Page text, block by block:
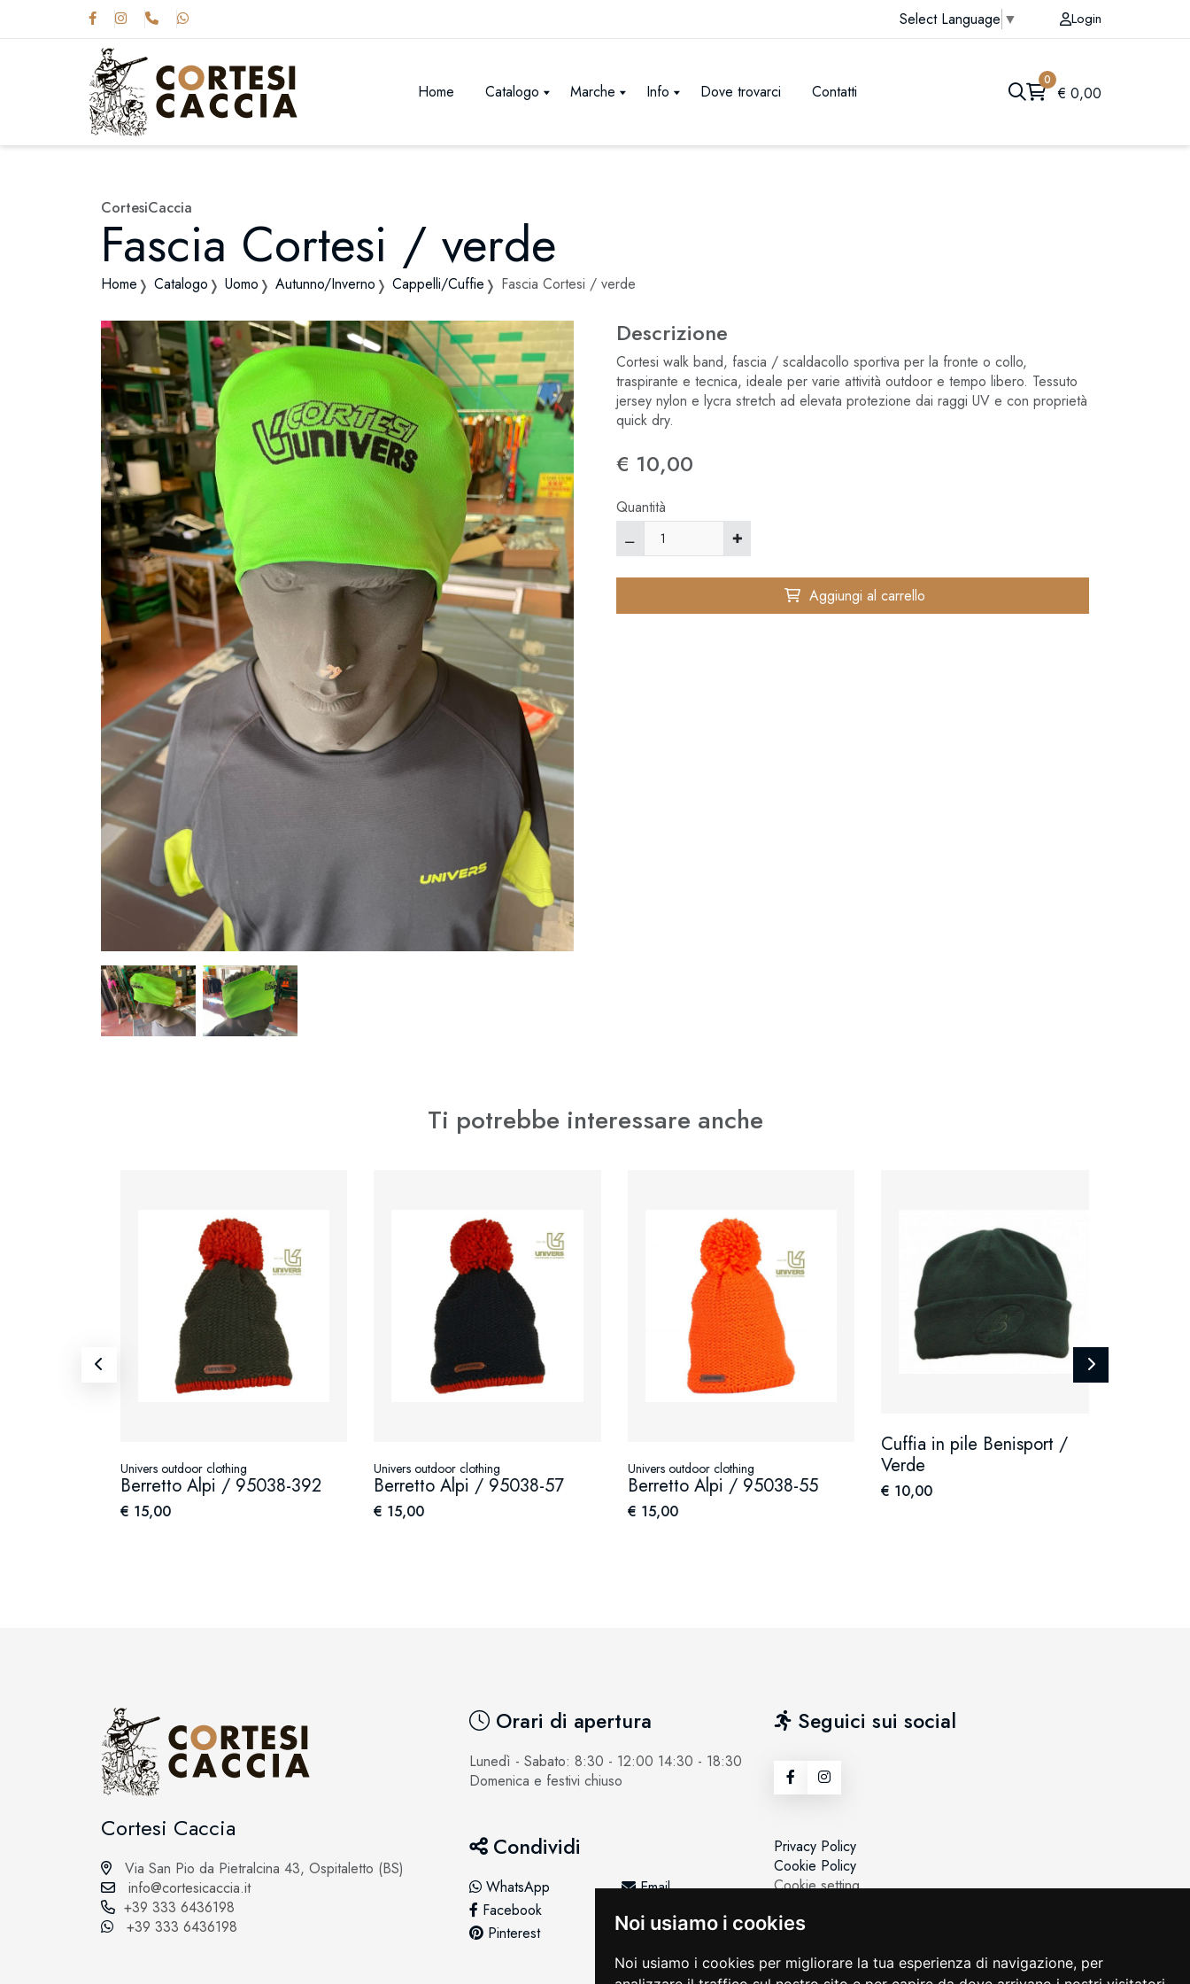
Noi usiamo i cookies
Noi usiamo i cookies per migliorare la tua esperienza di navigazione, per
Select Language ▼ Login
Home Catalogo Marche Info Dove trovarci Contatti
0
€ 0,00
CortesiCaccia
Fascia Cortesi / verde
Home Catalogo Uomo Autunno/Inverno Cappelli/Cuffie Fascia Cortesi / verde
Descrizione
Cortesi walk band, fascia / scaldacollo sportiva per la fronte o collo,
traspirante e tecnica, ideale per varie attività outdoor e tempo libero. Tessuto
jersey nylon e lycra stretch ad elevata protezione dai raggi UV e con proprietà
quick dry.
€ 10,00
Quantità
✚
Aggiungi al carrello
Ti potrebbe interessare anche
Univers outdoor clothing
Berretto Alpi / 95038-392
€ 15,00
Univers outdoor clothing
Berretto Alpi / 95038-57
€ 15,00
Univers outdoor clothing
Berretto Alpi / 95038-55
€ 15,00
Cuffia in pile Benisport /
Verde
€ 10,00
Cortesi Caccia
Via San Pio da Pietralcina 43, Ospitaletto (BS)
info@cortesicaccia.it
+39 333 6436198
+39 333 6436198
Orari di apertura
Lunedì - Sabato: 8:30 - 12:00 14:30 - 18:30
Domenica e festivi chiuso
Condividi
WhatsApp
Email
Facebook
Twitter
Pinterest
LinkedIn
Seguici sui social
Privacy Policy
Cookie Policy
Cookie setting